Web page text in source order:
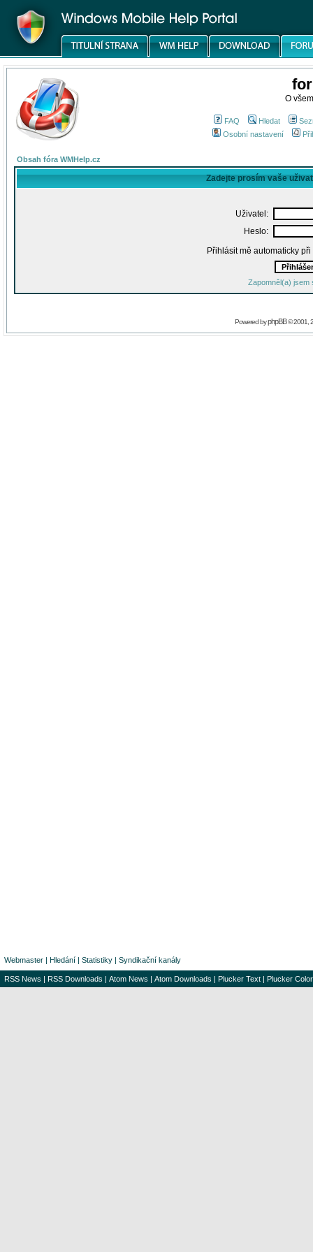
O
FAQ Hledat
Osobní nastavení
Obsah fóra WMHelp.cz
Zadejte prosím vaše
Uživatel:
Heslo:
Přihlásit mě automaticky
Zapomněl(a) jsem
Powered byphpBB© 2001,
Webmaster | Hledání | Statistiky | Syndikační kanály
RSS News | RSS Downloads | Atom News | Atom Downloads | Plucker Text | Plucker Color